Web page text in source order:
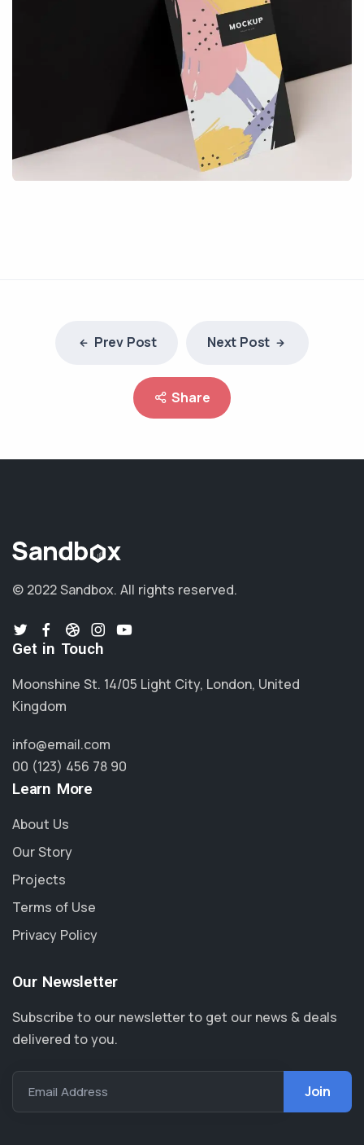
Prev Post Next Post
Share
© 2022 Sandbox. All rights reserved.
Get in Touch
Moonshine St. 14/05 Light City, London, United
Kingdom
info@email.com
00 (123) 456 78 90
Learn More
About Us
Our Story
Projects
Terms of Use
Privacy Policy
Our Newsletter
Subscribe to our newsletter to get our news & deals
delivered to you.
Email Address